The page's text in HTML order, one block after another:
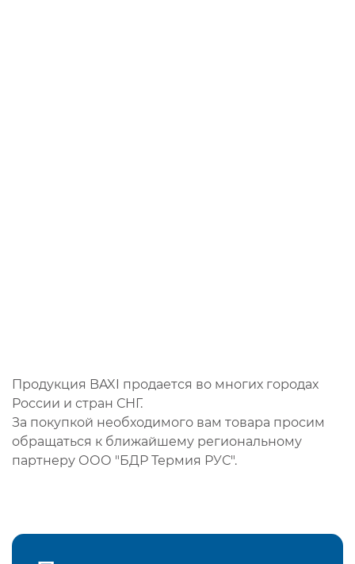
Продукция BAXI продается во многих городах
России и стран СНГ.
За покупкой необходимого вам товара просим
обращаться к ближайшему региональному
партнеру ООО "БДР Термия РУС".